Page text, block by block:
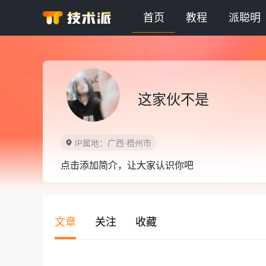
首页 教程 派聪明
这家伙不是
IP属地：广西·梧州市
点击添加简介，让大家认识你吧
文章 关注 收藏